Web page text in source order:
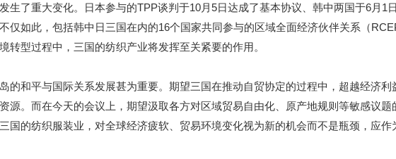
了重大变化。日本参与的TPP谈判于10月5日达成了基本协议、韩中两国于6月1
仅如此，包括韩中日三国在内的16个国家共同参与的区域全面经济伙伴关系（
转型过程中，三国的纺织产业将发挥至关紧要的作用。
和平与国际关系发展甚为重要。期望三国在推动自贸协定的过程中，超越经济利
源。而在今天的会议上，期望汲取各方对区域贸易自由化、原产地规则等敏感议题
国的纺织服装业，对全球经济疲软、贸易环境变化视为新的机会而不是瓶颈，应作